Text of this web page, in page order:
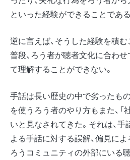
といった経験ができることである
逆に言えば、そうした経験を積
普段、ろう者が聴者文化に合わ
て理解することができない。
手話は長い歴史の中で劣ったも
を使うろう者のやり方もまた、「
いと見なされてきた。それは、
よる手話に対する誤解、偏見に
ろうコミュニティの外部にいる